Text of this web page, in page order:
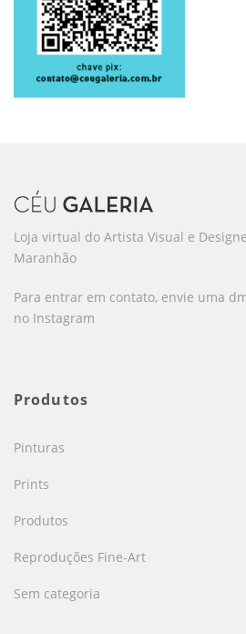
Loja virtual do Artista Visual e
Maranhão
Para entrar em contato, envie uma
no Instagram
Produtos
Pinturas
Prints
Produtos
Reproduções Fine-Art
Sem categoria